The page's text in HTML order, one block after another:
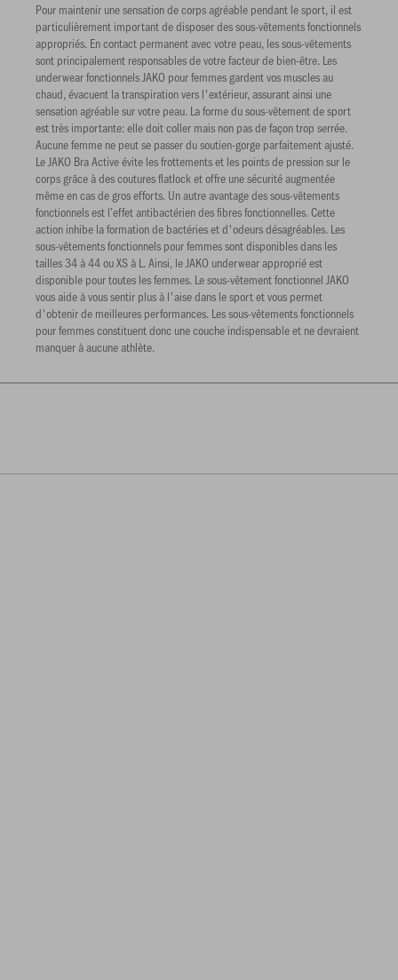
Pour maintenir une sensation de corps agréable pendant le sport, il est
particulièrement important de disposer des sous-vêtements fonctionnels
appropriés. En contact permanent avec votre peau, les sous-vêtements
sont principalement responsables de votre facteur de bien-être. Les
underwear fonctionnels JAKO pour femmes gardent vos muscles au
chaud, évacuent la transpiration vers l'extérieur, assurant ainsi une
sensation agréable sur votre peau. La forme du sous-vêtement de sport
est très importante: elle doit coller mais non pas de façon trop serrée.
Aucune femme ne peut se passer du soutien-gorge parfaitement ajusté.
Le JAKO Bra Active évite les frottements et les points de pression sur le
corps grâce à des coutures flatlock et offre une sécurité augmentée
même en cas de gros efforts. Un autre avantage des sous-vêtements
fonctionnels est l’effet antibactérien des fibres fonctionnelles. Cette
action inhibe la formation de bactéries et d'odeurs désagréables. Les
sous-vêtements fonctionnels pour femmes sont disponibles dans les
tailles 34 à 44 ou XS à L. Ainsi, le JAKO underwear approprié est
disponible pour toutes les femmes. Le sous-vêtement fonctionnel JAKO
vous aide à vous sentir plus à l'aise dans le sport et vous permet
d'obtenir de meilleures performances. Les sous-vêtements fonctionnels
pour femmes constituent donc une couche indispensable et ne devraient
manquer à aucune athlète.